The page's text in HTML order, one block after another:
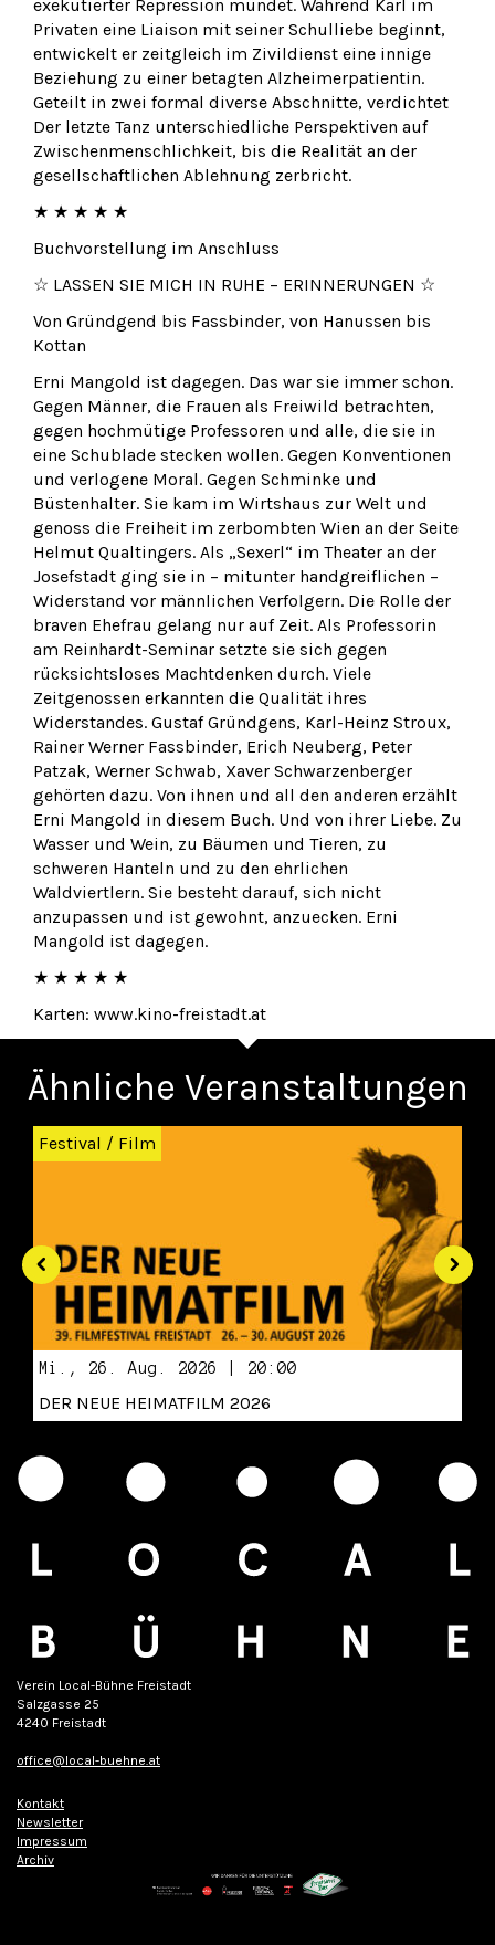
exekutierter Repression mündet. Während Karl im
Privaten eine Liaison mit seiner Schulliebe beginnt,
entwickelt er zeitgleich im Zivildienst eine innige
Beziehung zu einer betagten Alzheimerpatientin.
Geteilt in zwei formal diverse Abschnitte, verdichtet
Der letzte Tanz unterschiedliche Perspektiven auf
Zwischenmenschlichkeit, bis die Realität an der
gesellschaftlichen Ablehnung zerbricht.
★ ★ ★ ★ ★
Buchvorstellung im Anschluss
☆ LASSEN SIE MICH IN RUHE – ERINNERUNGEN ☆
Von Gründgend bis Fassbinder, von Hanussen bis
Kottan
Erni Mangold ist dagegen. Das war sie immer schon.
Gegen Männer, die Frauen als Freiwild betrachten,
gegen hochmütige Professoren und alle, die sie in
eine Schublade stecken wollen. Gegen Konventionen
und verlogene Moral. Gegen Schminke und
Büstenhalter. Sie kam im Wirtshaus zur Welt und
genoss die Freiheit im zerbombten Wien an der Seite
Helmut Qualtingers. Als „Sexerl“ im Theater an der
Josefstadt ging sie in – mitunter handgreiflichen –
Widerstand vor männlichen Verfolgern. Die Rolle der
braven Ehefrau gelang nur auf Zeit. Als Professorin
am Reinhardt-Seminar setzte sie sich gegen
rücksichtsloses Machtdenken durch. Viele
Zeitgenossen erkannten die Qualität ihres
Widerstandes. Gustaf Gründgens, Karl-Heinz Stroux,
Rainer Werner Fassbinder, Erich Neuberg, Peter
Patzak, Werner Schwab, Xaver Schwarzenberger
gehörten dazu. Von ihnen und all den anderen erzählt
Erni Mangold in diesem Buch. Und von ihrer Liebe. Zu
Wasser und Wein, zu Bäumen und Tieren, zu
schweren Hanteln und zu den ehrlichen
Waldviertlern. Sie besteht darauf, sich nicht
anzupassen und ist gewohnt, anzuecken. Erni
Mangold ist dagegen.
★ ★ ★ ★ ★
Karten: www.kino-freistadt.at
Ähnliche Veranstaltungen
Zurück
Festival / Film
Mi., 26. Aug. 2026 | 20:00
DER NEUE HEIMATFILM 2026
Verein Local-Bühne Freistadt
Salzgasse 25
4240 Freistadt
office@local-buehne.at
Kontakt
Newsletter
Impressum
Archiv